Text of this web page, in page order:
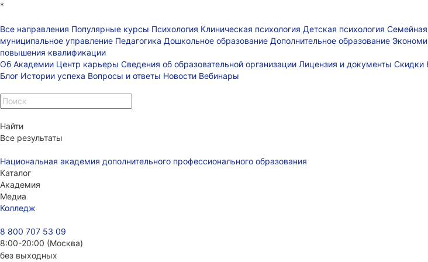
*
Все направления Популярные курсы Психология Клиническая психология Детская психология Семейная
муниципальное управление Педагогика Дошкольное образование Дополнительное образование
повышения квалификации
Об Академии Центр карьеры Сведения об образовательной организации Лицензия и документы Скидки
Блог Истории успеха Вопросы и ответы Новости Вебинары
Найти
Все результаты
Национальная академия дополнительного профессионального образования
Каталог
Академия
Медиа
Колледж
8 800 707 53 09
8:00-20:00 (Москва)
без выходных